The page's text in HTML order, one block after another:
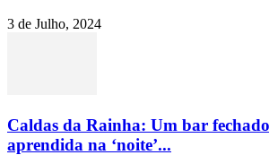
3 de Julho, 2024
Caldas da Rainha: Um bar
aprendida na ‘noite’...